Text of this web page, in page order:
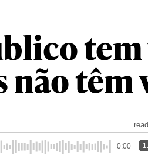
tem
têm
0:00